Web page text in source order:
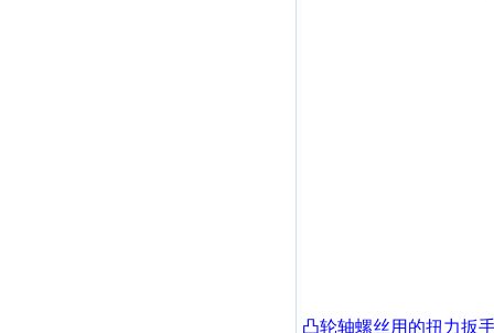
凸轮轴螺丝用的扭力扳